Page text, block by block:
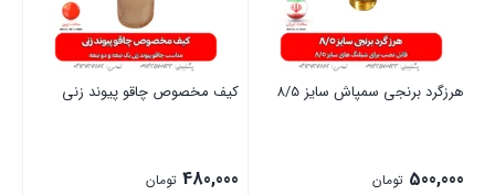
هرزگرد برنجی سمپاش سایز 8/5
500,000 تومان
کیف مخصوص چاقو پیوند زنی
480,000 تومان